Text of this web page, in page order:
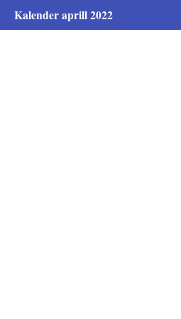
Kalender aprill 2022